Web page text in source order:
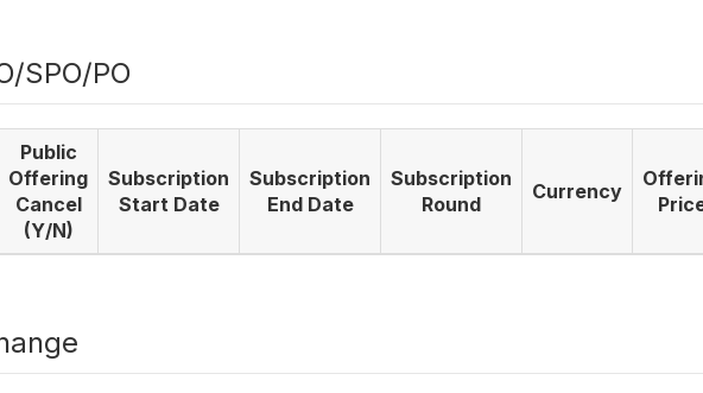
SPO/PO
Public
Offering
Cancel
(Y/N)
Subscription
Start Date
Subscription
End Date
Subscription
Round
Currency